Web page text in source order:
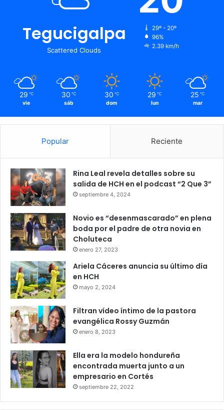
Tegucigalpa
Scattered Clouds
29º - 20º
96%
2.39 km/h
29 ℃
vie
30 ℃
sáb
30 ℃
dom
29 ℃
lun
25 ℃
mar
Popular Reciente
Rina Leal revela detalles sobre su
salida de HCH en el podcast “2 Que 3”
septiembre 4, 2024
Novio es “desenmascarado” en plena
boda por el padre de otra novia en
Choluteca
enero 27, 2023
Ariela Cáceres anuncia su último día
en HCH
mayo 2, 2024
Filtran vídeo íntimo de la pastora
evangélica Rossy Guzmán
enero 8, 2023
Ella era la modelo hondureña
encontrada muerta junto a un
empresario en Cortés
septiembre 22, 2022